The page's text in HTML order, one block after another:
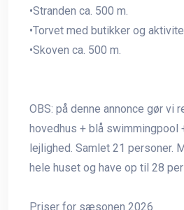
•Stranden ca. 500 m.
•Torvet med butikker og
•Skoven ca. 500 m.
OBS: på denne annonce gør vi
hovedhus + blå swimmingpool
lejlighed. Samlet 21 personer.
hele huset og have op til 28
Priser for sæsonen 2026